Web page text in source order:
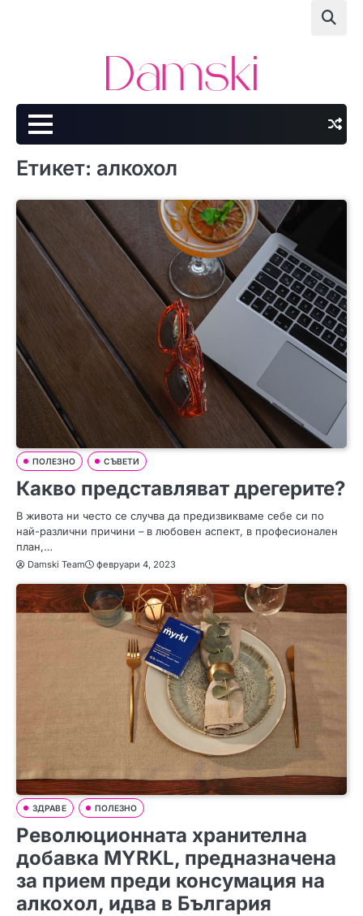
Етикет: алкохол
ПОЛЕЗНО СЪВЕТИ
Какво представляват дрегерите?
В живота ни често се случва да предизвикваме себе си по
най-различни причини – в любовен аспект, в професионален
план,…
Damski Team февруари 4, 2023
ЗДРАВЕ ПОЛЕЗНО
Революционната хранителна
добавка MYRKL, предназначена
за прием преди консумация на
алкохол, идва в България